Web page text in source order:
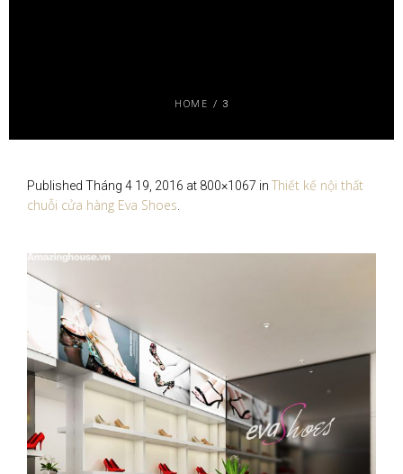
HOME / 3
Published Tháng 4 19, 2016 at 800×1067 in Thiết kế nội thất
chuỗi cửa hàng Eva Shoes.